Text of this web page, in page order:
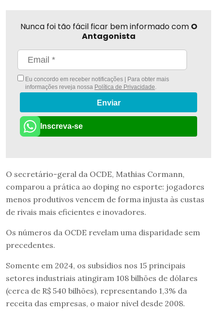
Nunca foi tão fácil ficar bem informado com O
Antagonista
Eu concordo em receber notificações | Para obter mais
informações reveja nossa Política de Privacidade.
Enviar
Inscreva-se
O secretário-geral da OCDE, Mathias Cormann,
comparou a prática ao doping no esporte: jogadores
menos produtivos vencem de forma injusta às custas
de rivais mais eficientes e inovadores.
Os números da OCDE revelam uma disparidade sem
precedentes.
Somente em 2024, os subsídios nos 15 principais
setores industriais atingiram 108 bilhões de dólares
(cerca de R$ 540 bilhões), representando 1,3% da
receita das empresas, o maior nível desde 2008.